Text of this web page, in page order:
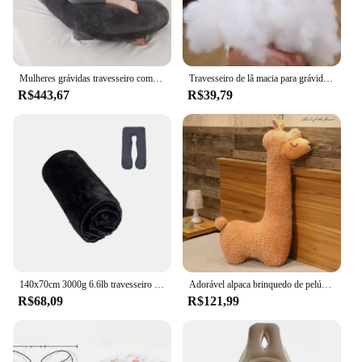
R$443,67
Travesseiro de lã macia para grávidas, tipo u, travesseiro lombar, multifuncional, proteção lateral, almofada para gravidez, mulheres, dropshipping
R$39,79
R$68,09 R$121,99